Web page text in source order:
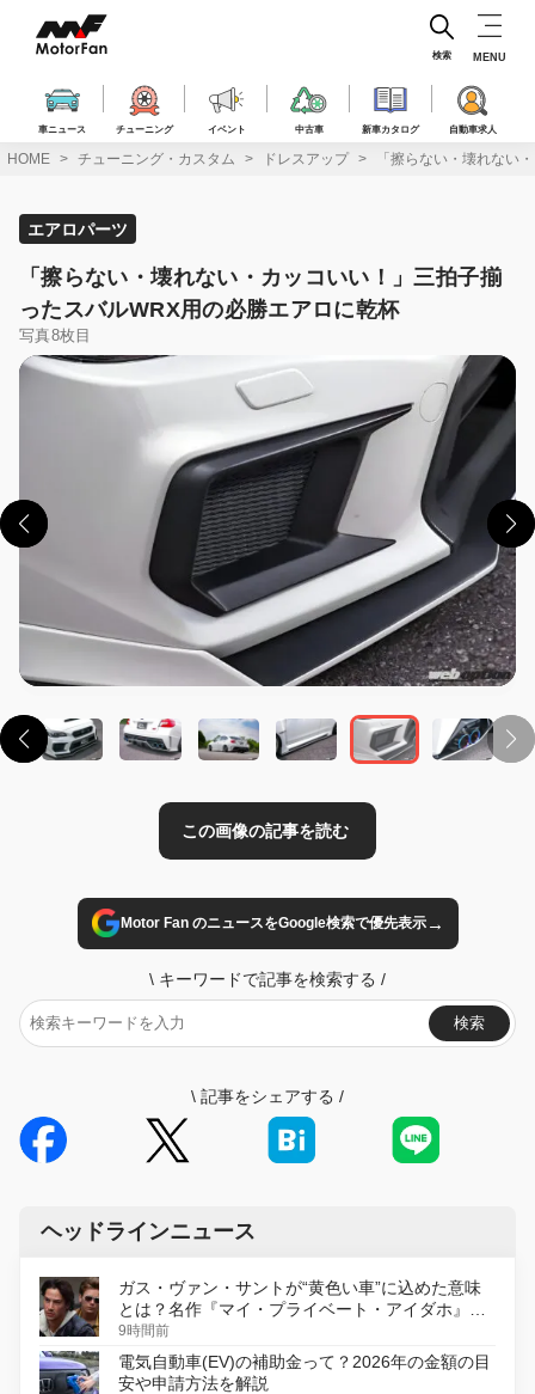
ス
車ニュース チューニング イベント 中古車 新車カタログ 自動車求人
検索 MENU
HOME チューニング・カスタム ドレスアップ 「擦らない・壊れない
エアロパーツ
「擦らない・壊れない・カッコいい！」三拍子揃
ったスバルWRX用の必勝エアロに乾杯
写真8枚目
Motor Fan のニュースをGoogle検索で優先表示→
\ キーワードで記事を検索する /
検索
\ 記事をシェアする /
ヘッドラインニュース
ガス・ヴァン・サントが“黄色い車”に込めた意味
とは？名作『マイ・プライベート・アイダホ』が
初のデジタルリマスター版で復活
9時間前
電気自動車(EV)の補助金って？2026年の金額の目
安や申請方法を解説